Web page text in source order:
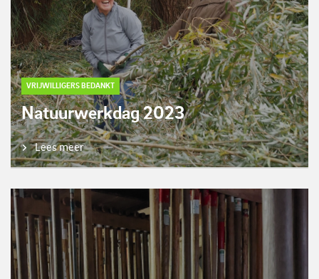
VRIJWILLIGERS BEDANKT
Natuurwerkdag 2023
Lees meer